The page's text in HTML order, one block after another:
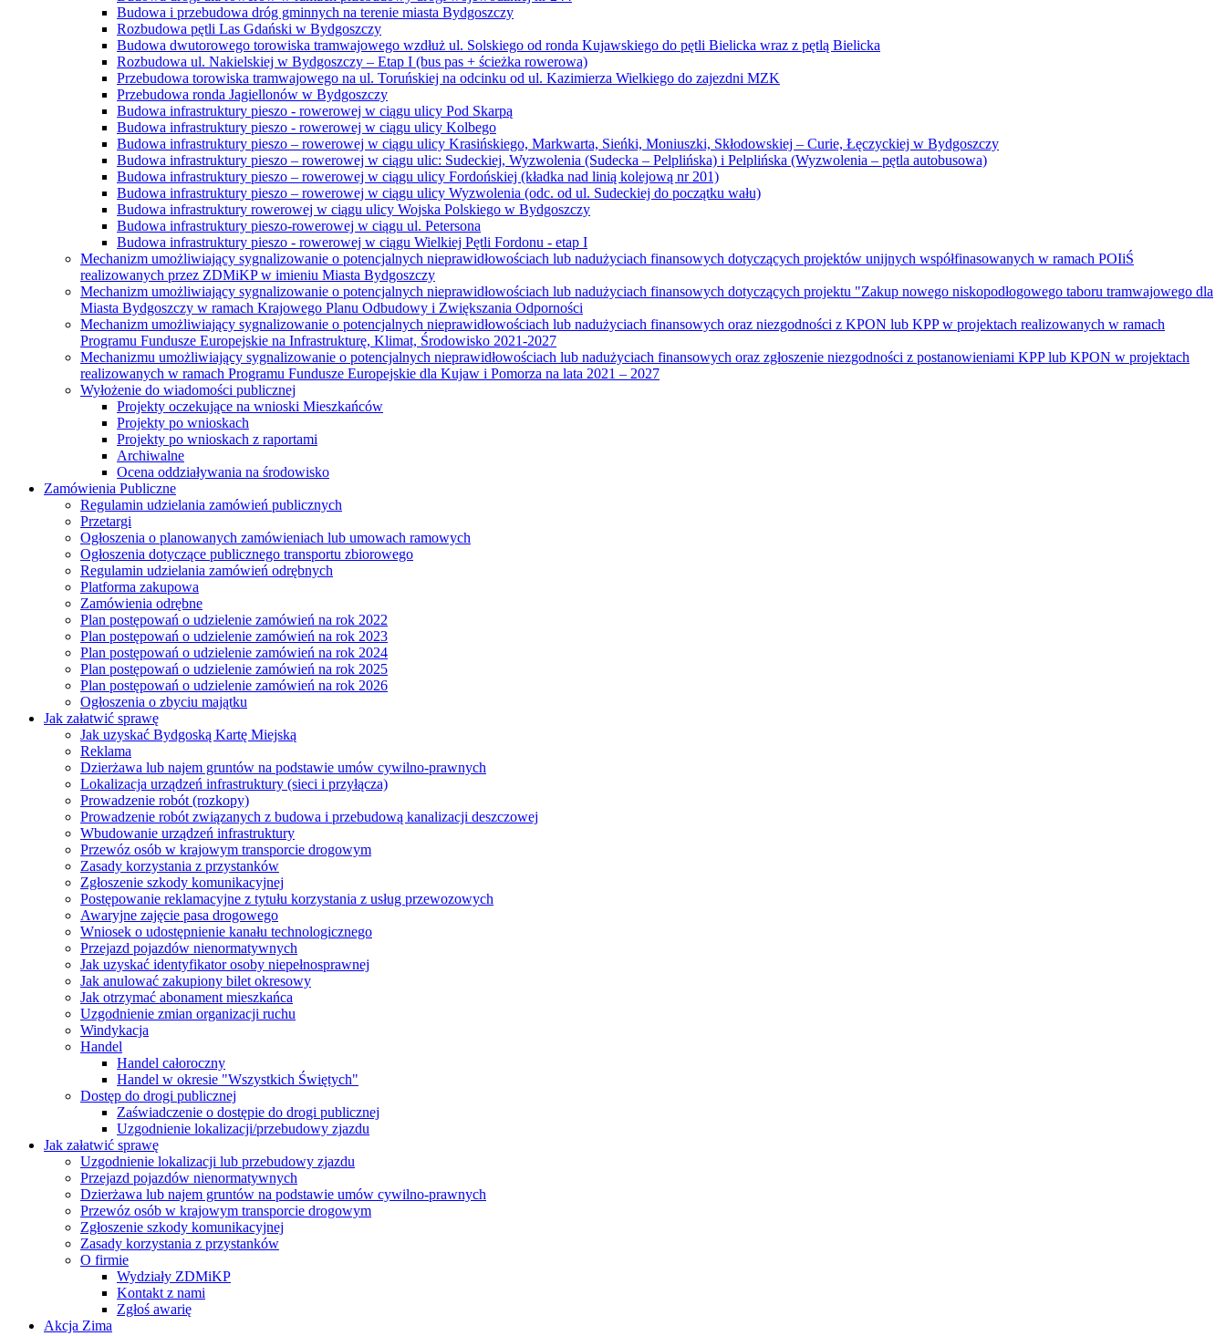
Budowa i przebudowa dróg gminnych na terenie miasta Bydgoszczy
Rozbudowa pętli Las Gdański w Bydgoszczy
Budowa dwutorowego torowiska tramwajowego wzdłuż ul. Solskiego od ronda Kujawskiego do pętli Bielicka wraz z pętlą Bielicka
Rozbudowa ul. Nakielskiej w Bydgoszczy – Etap I (bus pas + ścieżka rowerowa)
Przebudowa torowiska tramwajowego na ul. Toruńskiej na odcinku od ul. Kazimierza Wielkiego do zajezdni MZK
Przebudowa ronda Jagiellonów w Bydgoszczy
Budowa infrastruktury pieszo - rowerowej w ciągu ulicy Pod Skarpą
Budowa infrastruktury pieszo - rowerowej w ciągu ulicy Kolbego
Budowa infrastruktury pieszo – rowerowej w ciągu ulicy Krasińskiego, Markwarta, Sieńki, Moniuszki, Skłodowskiej – Curie, Łęczyckiej w Bydgoszczy
Budowa infrastruktury pieszo – rowerowej w ciągu ulic: Sudeckiej, Wyzwolenia (Sudecka – Pelplińska) i Pelplińska (Wyzwolenia – pętla autobusowa)
Budowa infrastruktury pieszo – rowerowej w ciągu ulicy Fordońskiej (kładka nad linią kolejową nr 201)
Budowa infrastruktury pieszo – rowerowej w ciągu ulicy Wyzwolenia (odc. od ul. Sudeckiej do początku wału)
Budowa infrastruktury rowerowej w ciągu ulicy Wojska Polskiego w Bydgoszczy
Budowa infrastruktury pieszo-rowerowej w ciągu ul. Petersona
Budowa infrastruktury pieszo - rowerowej w ciągu Wielkiej Pętli Fordonu - etap I
Mechanizm umożliwiający sygnalizowanie o potencjalnych nieprawidłowościach lub nadużyciach finansowych dotyczących projektów unijnych współfinasowanych w ramach POIiŚ
realizowanych przez ZDMiKP w imieniu Miasta Bydgoszczy
Mechanizm umożliwiający sygnalizowanie o potencjalnych nieprawidłowościach lub nadużyciach finansowych dotyczących projektu "Zakup nowego niskopodłogowego taboru tramwajowego dla
Miasta Bydgoszczy w ramach Krajowego Planu Odbudowy i Zwiększania Odporności
Mechanizm umożliwiający sygnalizowanie o potencjalnych nieprawidłowościach lub nadużyciach finansowych oraz niezgodności z KPON lub KPP w projektach realizowanych w ramach
Programu Fundusze Europejskie na Infrastrukturę, Klimat, Środowisko 2021-2027
Mechanizmu umożliwiający sygnalizowanie o potencjalnych nieprawidłowościach lub nadużyciach finansowych oraz zgłoszenie niezgodności z postanowieniami KPP lub KPON w projektach
realizowanych w ramach Programu Fundusze Europejskie dla Kujaw i Pomorza na lata 2021 – 2027
Wyłożenie do wiadomości publicznej
Projekty oczekujące na wnioski Mieszkańców
Projekty po wnioskach
Projekty po wnioskach z raportami
Archiwalne
Ocena oddziaływania na środowisko
Zamówienia Publiczne
Regulamin udzielania zamówień publicznych
Przetargi
Ogłoszenia o planowanych zamówieniach lub umowach ramowych
Ogłoszenia dotyczące publicznego transportu zbiorowego
Regulamin udzielania zamówień odrębnych
Platforma zakupowa
Zamówienia odrębne
Plan postępowań o udzielenie zamówień na rok 2022
Plan postępowań o udzielenie zamówień na rok 2023
Plan postępowań o udzielenie zamówień na rok 2024
Plan postępowań o udzielenie zamówień na rok 2025
Plan postępowań o udzielenie zamówień na rok 2026
Ogłoszenia o zbyciu majątku
Jak załatwić sprawę
Jak uzyskać Bydgoską Kartę Miejską
Reklama
Dzierżawa lub najem gruntów na podstawie umów cywilno-prawnych
Lokalizacja urządzeń infrastruktury (sieci i przyłącza)
Prowadzenie robót (rozkopy)
Prowadzenie robót związanych z budowa i przebudową kanalizacji deszczowej
Wbudowanie urządzeń infrastruktury
Przewóz osób w krajowym transporcie drogowym
Zasady korzystania z przystanków
Zgłoszenie szkody komunikacyjnej
Postępowanie reklamacyjne z tytułu korzystania z usług przewozowych
Awaryjne zajęcie pasa drogowego
Wniosek o udostępnienie kanału technologicznego
Przejazd pojazdów nienormatywnych
Jak uzyskać identyfikator osoby niepełnosprawnej
Jak anulować zakupiony bilet okresowy
Jak otrzymać abonament mieszkańca
Uzgodnienie zmian organizacji ruchu
Windykacja
Handel
Handel całoroczny
Handel w okresie "Wszystkich Świętych"
Dostęp do drogi publicznej
Zaświadczenie o dostępie do drogi publicznej
Uzgodnienie lokalizacji/przebudowy zjazdu
Jak załatwić sprawę
Uzgodnienie lokalizacji lub przebudowy zjazdu
Przejazd pojazdów nienormatywnych
Dzierżawa lub najem gruntów na podstawie umów cywilno-prawnych
Przewóz osób w krajowym transporcie drogowym
Zgłoszenie szkody komunikacyjnej
Zasady korzystania z przystanków
O firmie
Wydziały ZDMiKP
Kontakt z nami
Zgłoś awarię
Akcja Zima